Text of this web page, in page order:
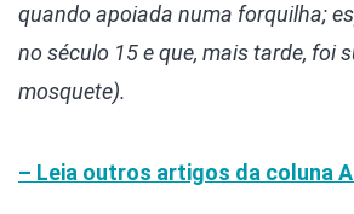
quando apoiada numa forquilha;
no século 15 e que, mais tarde, foi
mosquete).
– Leia outros artigos da coluna